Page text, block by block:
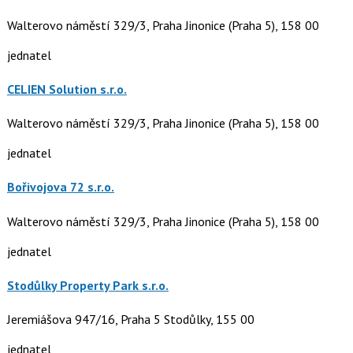
Walterovo náměstí 329/3, Praha Jinonice (Praha 5), 158 00
jednatel
CELIEN Solution s.r.o.
Walterovo náměstí 329/3, Praha Jinonice (Praha 5), 158 00
jednatel
Bořivojova 72 s.r.o.
Walterovo náměstí 329/3, Praha Jinonice (Praha 5), 158 00
jednatel
Stodůlky Property Park s.r.o.
Jeremiášova 947/16, Praha 5 Stodůlky, 155 00
jednatel